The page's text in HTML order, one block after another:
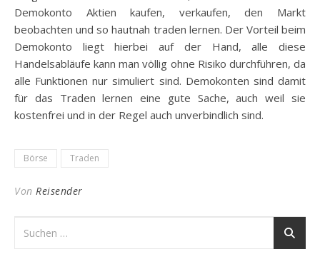
Demokonto Aktien kaufen, verkaufen, den Markt
beobachten und so hautnah traden lernen. Der Vorteil beim
Demokonto liegt hierbei auf der Hand, alle diese
Handelsabläufe kann man völlig ohne Risiko durchführen, da
alle Funktionen nur simuliert sind. Demokonten sind damit
für das Traden lernen eine gute Sache, auch weil sie
kostenfrei und in der Regel auch unverbindlich sind.
Börse Traden
Von Reisender